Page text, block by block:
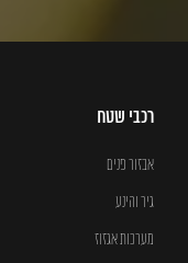
רכבי שטח
אבזור פנים
גיר והינע
מערכות אגזוז